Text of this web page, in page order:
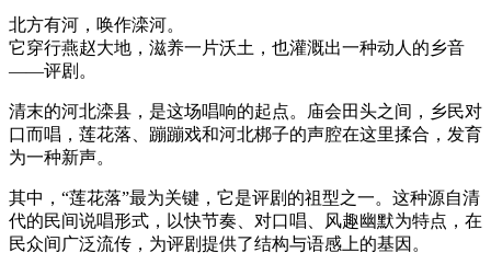
北方有河，唤作滦河。
它穿行燕赵大地，滋养一片沃土，也灌溉出一种动人的乡音
——评剧。
清末的河北滦县，是这场唱响的起点。庙会田头之间，乡民对
口而唱，莲花落、蹦蹦戏和河北梆子的声腔在这里揉合，发育
为一种新声。
其中，“莲花落”最为关键，它是评剧的祖型之一。这种源自清
代的民间说唱形式，以快节奏、对口唱、风趣幽默为特点，在
民众间广泛流传，为评剧提供了结构与语感上的基因。